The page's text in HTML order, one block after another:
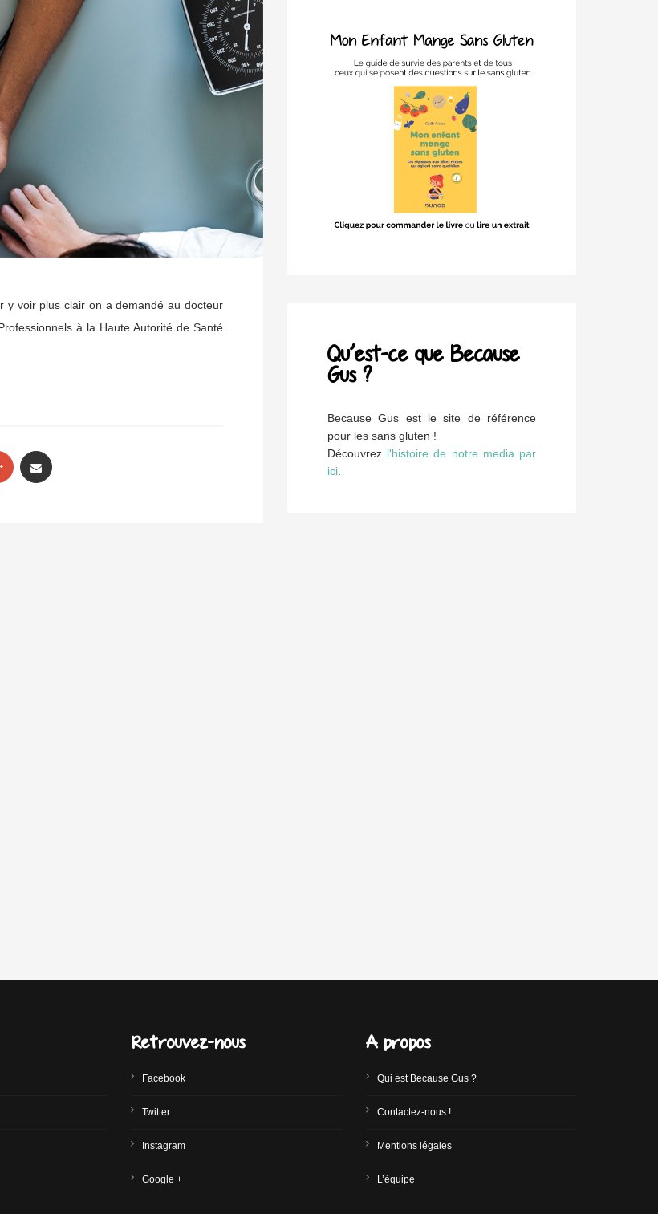
y voir plus clair on a demandé au docteur
à la Haute Autorité de Santé
Qu’est-ce que Because
Gus ?
Because Gus est le site de référence
pour les sans gluten !
Découvrez l'histoire de notre media par
ici
Retrouvez-nous
Facebook
Twitter
Instagram
Google +
A propos
Qui est Because Gus ?
Contactez-nous !
Mentions légales
L’équipe